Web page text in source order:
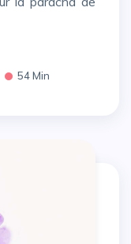
54 Min